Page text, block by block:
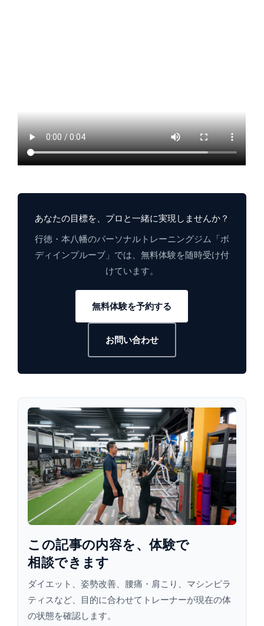
あなたの目標を、プロと一緒に実現しませんか？
行徳・本八幡のパーソナルトレーニングジム「ボ
ディインプルーブ」では、無料体験を随時受け付
けています。
無料体験を予約する
お問い合わせ
この​記事の​内容を、​体験で​
相談できます
ダイエット、姿勢改善、腰痛・肩こり、マシンピラ
ティスなど、目的に合わせてトレーナーが現在の体
の状態を確認します。